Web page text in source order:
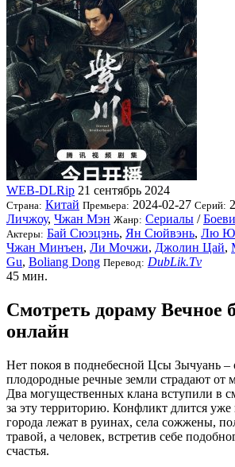
WEB-DLRip 21 сентябрь 2024
Страна: Китай Премьера: 2024-02-27 Серий:
Личжоу, Чжан Мэн Жанр: Сериалы /
Актеры: Бай Сюэцэнь, Ян Сюйвэнь, Лю
Чжан Минъен, Ли Мочжи, Джолин Цай,
Gu, Boliang Dong Перевод: DubLik.Tv
45 мин.
Смотреть дораму Вечное
онлайн
Нет покоя в поднебесной Цсы Зычуань
плодородные речные земли страдают от
Два могущественных клана вступили в
за эту территорию. Конфликт длится уже
города лежат в руинах, села сожжены,
травой, а человек, встретив себе
счастья.